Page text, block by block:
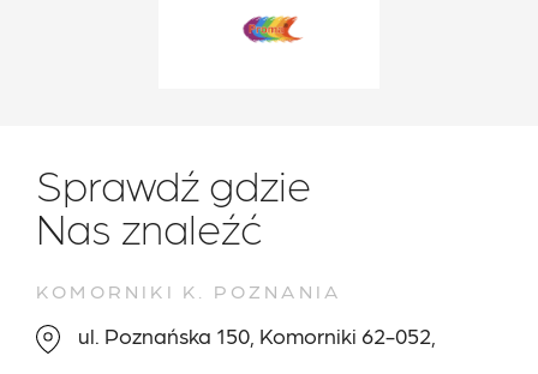
Sprawdź gdzie
Nas znaleźć
KOMORNIKI K. POZNANIA
ul. Poznańska 150, Komorniki 62-052,